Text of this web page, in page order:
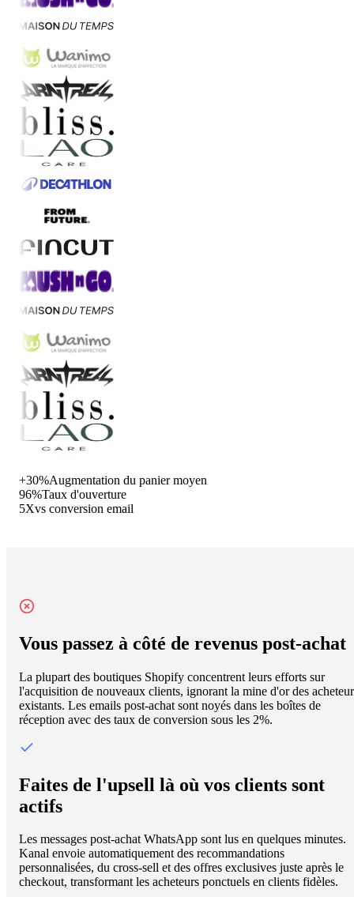
+30%Augmentation du panier moyen
96%Taux d'ouverture
5Xvs conversion email
Vous passez à côté de revenus post-achat
La plupart des boutiques Shopify concentrent leurs efforts sur
l'acquisition de nouveaux clients, ignorant la mine d'or des
existants. Les emails post-achat sont noyés dans les boîtes de
réception avec des taux de conversion sous les 2%.
Faites de l'upsell là où vos clients sont
actifs
Les messages post-achat WhatsApp sont lus en quelques minutes.
Kanal envoie automatiquement des recommandations
personnalisées, du cross-sell et des offres exclusives juste après le
checkout, transformant les acheteurs ponctuels en clients fidèles.